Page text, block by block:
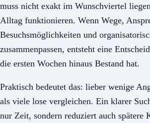
muss nicht exakt im Wunschviertel
Alltag funktionieren. Wenn Wege,
Besuchsmöglichkeiten und
zusammenpassen, entsteht eine
die ersten Wochen hinaus Bestand hat.
Praktisch bedeutet das: lieber wenige
als viele lose vergleichen. Ein klarer
nur Zeit, sondern reduziert auch spätere